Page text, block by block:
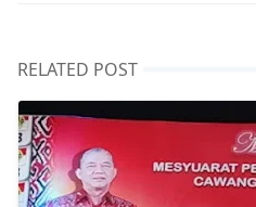
RELATED POST